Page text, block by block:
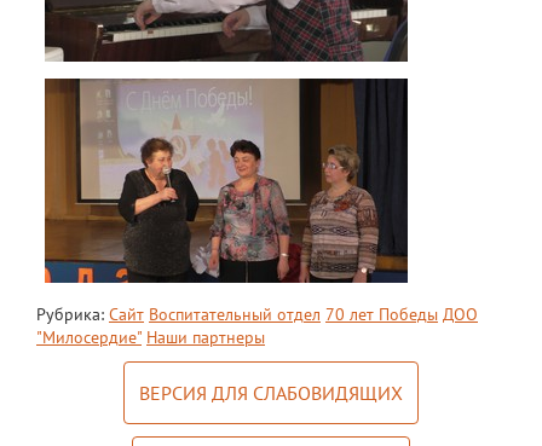
Рубрика: Сайт Воспитательный отдел 70 лет Победы ДОО
"Милосердие" Наши партнеры
ВЕРСИЯ ДЛЯ СЛАБОВИДЯЩИХ